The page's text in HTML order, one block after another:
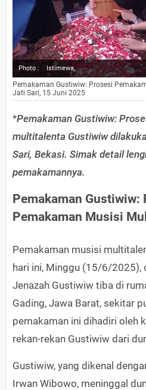
Photo : Istimewa,
Pemakaman Gustiwiw: Prosesi
Jati Sari, 15 Juni 2025
*Pemakaman Gustiwiw:
multitalenta Gustiwiw
Sari, Bekasi. Simak detail
pemakamannya.
Pemakaman Gustiwiw:
Pemakaman Musisi
Pemakaman musisi
hari ini, Minggu (15/6/2025),
Jenazah Gustiwiw tiba di
Gading, Jawa Barat, sekitar
pemakaman ini dihadiri oleh
rekan-rekan Gustiwiw dari
Gustiwiw, yang dikenal
Irwan Wibowo, meninggal